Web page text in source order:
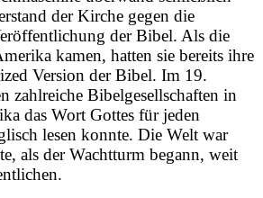
der Kirche gegen die
der Bibel. Als die
kamen, hatten sie bereits ihre
Version der Bibel. Im 19.
zahlreiche Bibelgesellschaften in
das Wort Gottes für jeden
lesen konnte. Die Welt war
als der Wachtturm begann, weit